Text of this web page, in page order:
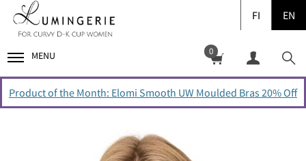
FI EN
MENU 0
Product of the Month: Elomi Smooth UW Moulded Bras 20% Off